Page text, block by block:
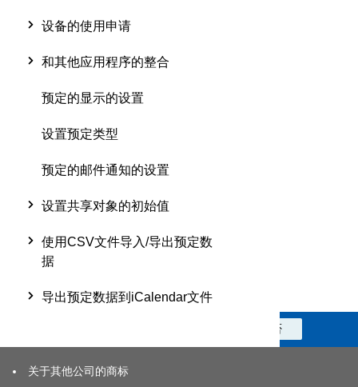
设备的使用申请
和其他应用程序的整合
预定的显示的设置
设置预定类型
预定的邮件通知的设置
设置共享对象的初始值
使用CSV文件导入/导出预定数
据
导出预定数据到iCalendar文件
否
关于其他公司的商标